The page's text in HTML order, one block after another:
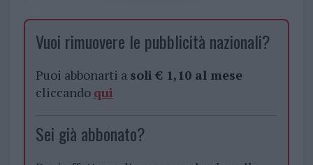
Vuoi rimuovere le pubblicità nazionali?
Puoi abbonarti a soli € 1,10 al mese
cliccando qui
Sei già abbonato?